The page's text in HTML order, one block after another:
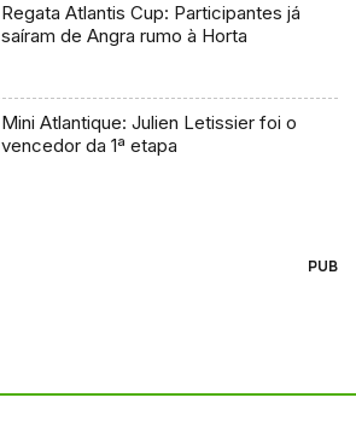
Regata Atlantis Cup: Participantes já
saíram de Angra rumo à Horta
Mini Atlantique: Julien Letissier foi o
vencedor da 1ª etapa
PUB